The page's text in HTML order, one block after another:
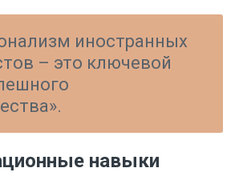
иностранных
– это ключевой
навыки